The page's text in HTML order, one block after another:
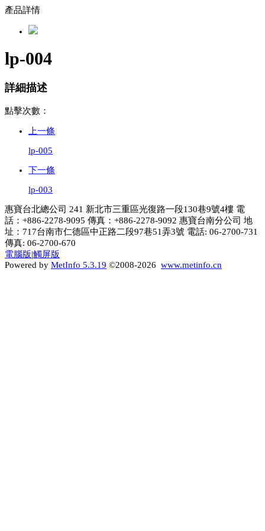
產品詳情
lp-004
詳細描述
點擊次數：
上一條
lp-005
下一條
lp-003
惠寶台北總公司 241 新北市三重區光復路一段130巷9號4樓 電
話：+886-2278-9095 傳真：+886-2278-9092 惠寶台南分公司 地
址：717台南市仁德區中正路二段97巷51弄3號 電話: 06-2700-731
傳真: 06-2700-670
電腦版|觸屏版
Powered by MetInfo 5.3.19 ©2008-2026 www.metinfo.cn